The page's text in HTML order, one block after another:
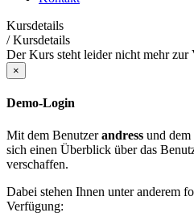
Kursdetails
/Kursdetails
Der Kurs steht leider nicht mehr zur
×
Demo-Login
Mit dem Benutzerandress und dem
sich einen Überblick über das
verschaffen.
Dabei stehen Ihnen unter anderem
Verfügung: